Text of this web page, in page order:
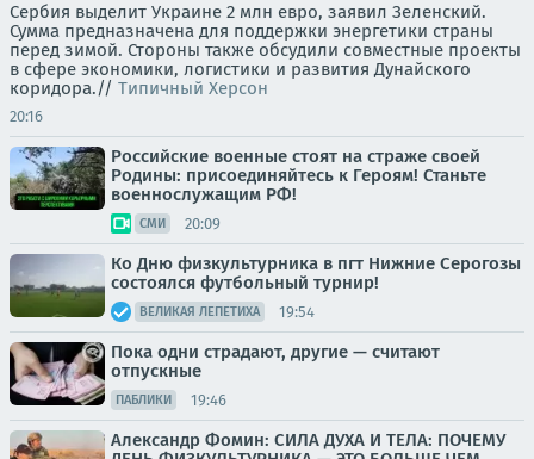
Сербия выделит Украине 2 млн евро, заявил Зеленский.
Сумма предназначена для поддержки энергетики страны
перед зимой. Стороны также обсудили совместные проекты
в сфере экономики, логистики и развития Дунайского
коридора.// Типичный Херсон
20:16
Российские военные стоят на страже своей
Родины: присоединяйтесь к Героям! Станьте
военнослужащим РФ!
СМИ 20:09
Ко Дню физкультурника в пгт Нижние Серогозы
состоялся футбольный турнир!
ВЕЛИКАЯ ЛЕПЕТИХА 19:54
Пока одни страдают, другие — считают
отпускные
ПАБЛИКИ 19:46
Александр Фомин: СИЛА ДУХА И ТЕЛА: ПОЧЕМУ